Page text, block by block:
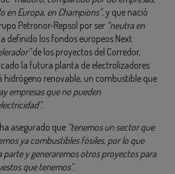
en Europa, en Champions”, y que nació
Petronor-Repsol por ser “neutra en
definido los fondos europeos Next
de los proyectos del Corredor,
la futura planta de electrolizadores
hidrógeno renovable, un combustible que
empresas que no pueden
asegurado que “tenemos un sector que
ya combustibles fósiles, por lo que
parte y generaremos otros proyectos para
que tenemos”.